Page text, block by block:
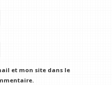
et mon site dans le